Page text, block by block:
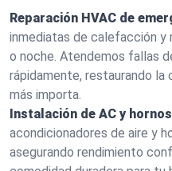
Reparación HVAC de
inmediatas de calefacción y
o noche. Atendemos fallas
rápidamente, restaurando la
más importa.
Instalación de AC y
acondicionadores de aire y
asegurando rendimiento